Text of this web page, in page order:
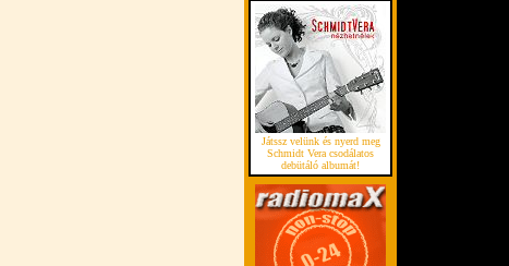
Játssz velünk és nyerd meg
Schmidt Vera csodálatos
debütáló albumát!